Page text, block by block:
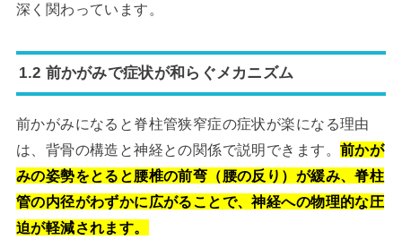
深く関わっています。
1.2 前かがみで症状が和らぐメカニズム
前かがみになると脊柱管狭窄症の症状が楽になる理由
は、背骨の構造と神経との関係で説明できます。 前かが
みの姿勢をとると腰椎の前弯（腰の反り）が緩み、脊柱
管の内径がわずかに広がることで、神経への物理的な圧
迫が軽減されます。